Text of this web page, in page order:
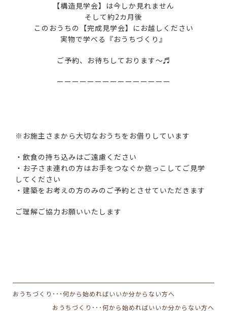
【構造見学会】は今しか見れません
そして約2カ月後
このおうちの【完成見学会】にお越しください
実物で学べる『おうちづくり』
ご予約、お待ちしております～♬
ーーーーーーーーーーーーーーー
※お施主さまから大切なおうちをお借りしています
・飲食の持ち込みはご遠慮ください
・お子さま連れの方はお手をつなぐか抱っこしてご見学
してください
・建築をお考えの方のみのご予約とさせていただきます
ご理解ご協力お願いいたします
おうちづくり･･･何から始めればいいか分からない方へ
おうちづくり･･･何から始めればいいか分からない方へ